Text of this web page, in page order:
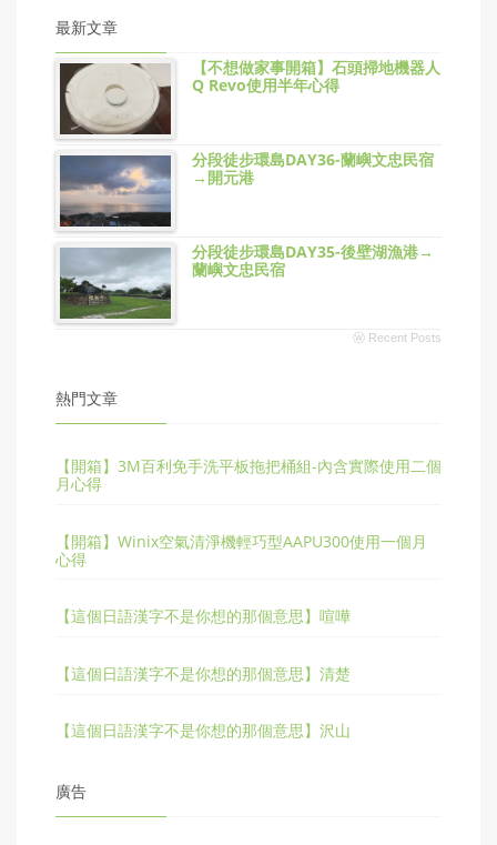
最新文章
【不想做家事開箱】石頭掃地機器人
Q Revo使用半年心得
分段徒步環島DAY36-蘭嶼文忠民宿
→開元港
分段徒步環島DAY35-後壁湖漁港→
蘭嶼文忠民宿
ⓦ Recent Posts
熱門文章
【開箱】3M百利免手洗平板拖把桶組-內含實際使用二個
月心得
【開箱】Winix空氣清淨機輕巧型AAPU300使用一個月
心得
【這個日語漢字不是你想的那個意思】喧嘩
【這個日語漢字不是你想的那個意思】清楚
【這個日語漢字不是你想的那個意思】沢山
廣告